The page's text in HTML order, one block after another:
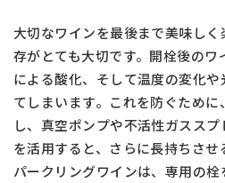
大切なワインを最後まで美味し
存がとても大切です。開栓後の
による酸化、そして温度の変化
てしまいます。これを防ぐため
し、真空ポンプや不活性ガスス
を活用すると、さらに長持ちさ
パークリングワインは、専用の